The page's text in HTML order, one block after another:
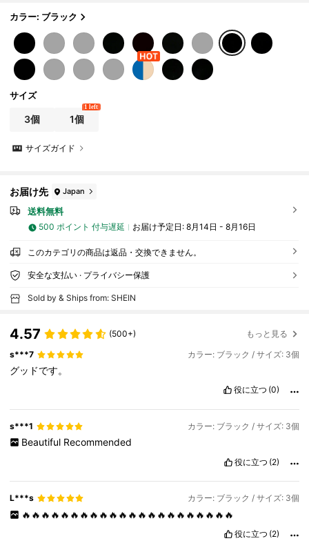
ボールペン。腕時計はクラシックなローマ数字デ
タイル、マッチングアクセサリーがそれを完璧に
補完します。
カラー: ブラック
サイズ
3個 1個
1 left
サイズガイド
お届け先 Japan
送料無料
500 ポイント 付与遅延 お届け予定日: 8月14日 - 8月16日
このカテゴリの商品は返品・交換できません。
安全な支払い · プライバシー保護
Sold by & Ships from: SHEIN
4.57 (500+) もっと見る
s***7 カラー: ブラック / サイズ: 3個
グッドです。
役に立つ (0)
s***1 カラー: ブラック / サイズ: 3個
Beautiful Recommended
役に立つ (2)
L***s カラー: ブラック / サイズ: 3個
🔥🔥🔥🔥🔥🔥🔥🔥🔥🔥🔥🔥🔥🔥🔥🔥🔥🔥🔥🔥🔥🔥
役に立つ (2)